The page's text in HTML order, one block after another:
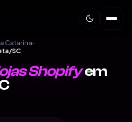
Catarina›
SC
Shopifyem